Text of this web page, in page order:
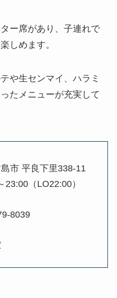
ー席があり、子連れで
しめます。
や生センマイ、ハラミ
たメニューが充実して
市 平良下里338-11
（LO22:00）
8039